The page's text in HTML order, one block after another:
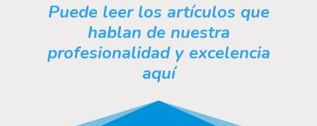
Puede leer los artículos que
hablan de nuestra
profesionalidad y excelencia
aquí